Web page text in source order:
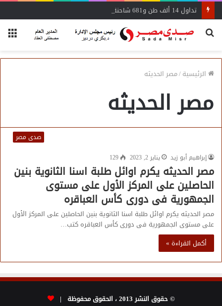
بحث
الرئيسية/مصر الحديثه
مصر الحديثه
صدى مصر
إبراهيم أبو زيد
يناير 2, 2023 129
مصر الحديثه يكرم اوائل طلبة اسنا الثانوية بنين
الحاصلين على المركز الأول على مستوى
الجمهورية فى دورى كأس العباقره
مصر الحديثه يكرم اوائل طلبة اسنا الثانوية بنين الحاصلين على المركز الأول
على مستوى الجمهورية فى دورى كأس العباقره كتب…
أكمل القراءة »
© حقوق النشر 2013 ، الحقوق محفوظة |